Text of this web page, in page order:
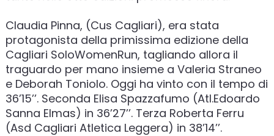
Claudia Pinna, (Cus Cagliari), era stata
protagonista della primissima edizione della
Cagliari SoloWomenRun, tagliando allora il
traguardo per mano insieme a Valeria Straneo
e Deborah Toniolo. Oggi ha vinto con il tempo di
36’15’’. Seconda Elisa Spazzafumo (Atl.Edoardo
Sanna Elmas) in 36’27’’. Terza Roberta Ferru
(Asd Cagliari Atletica Leggera) in 38’14’’.